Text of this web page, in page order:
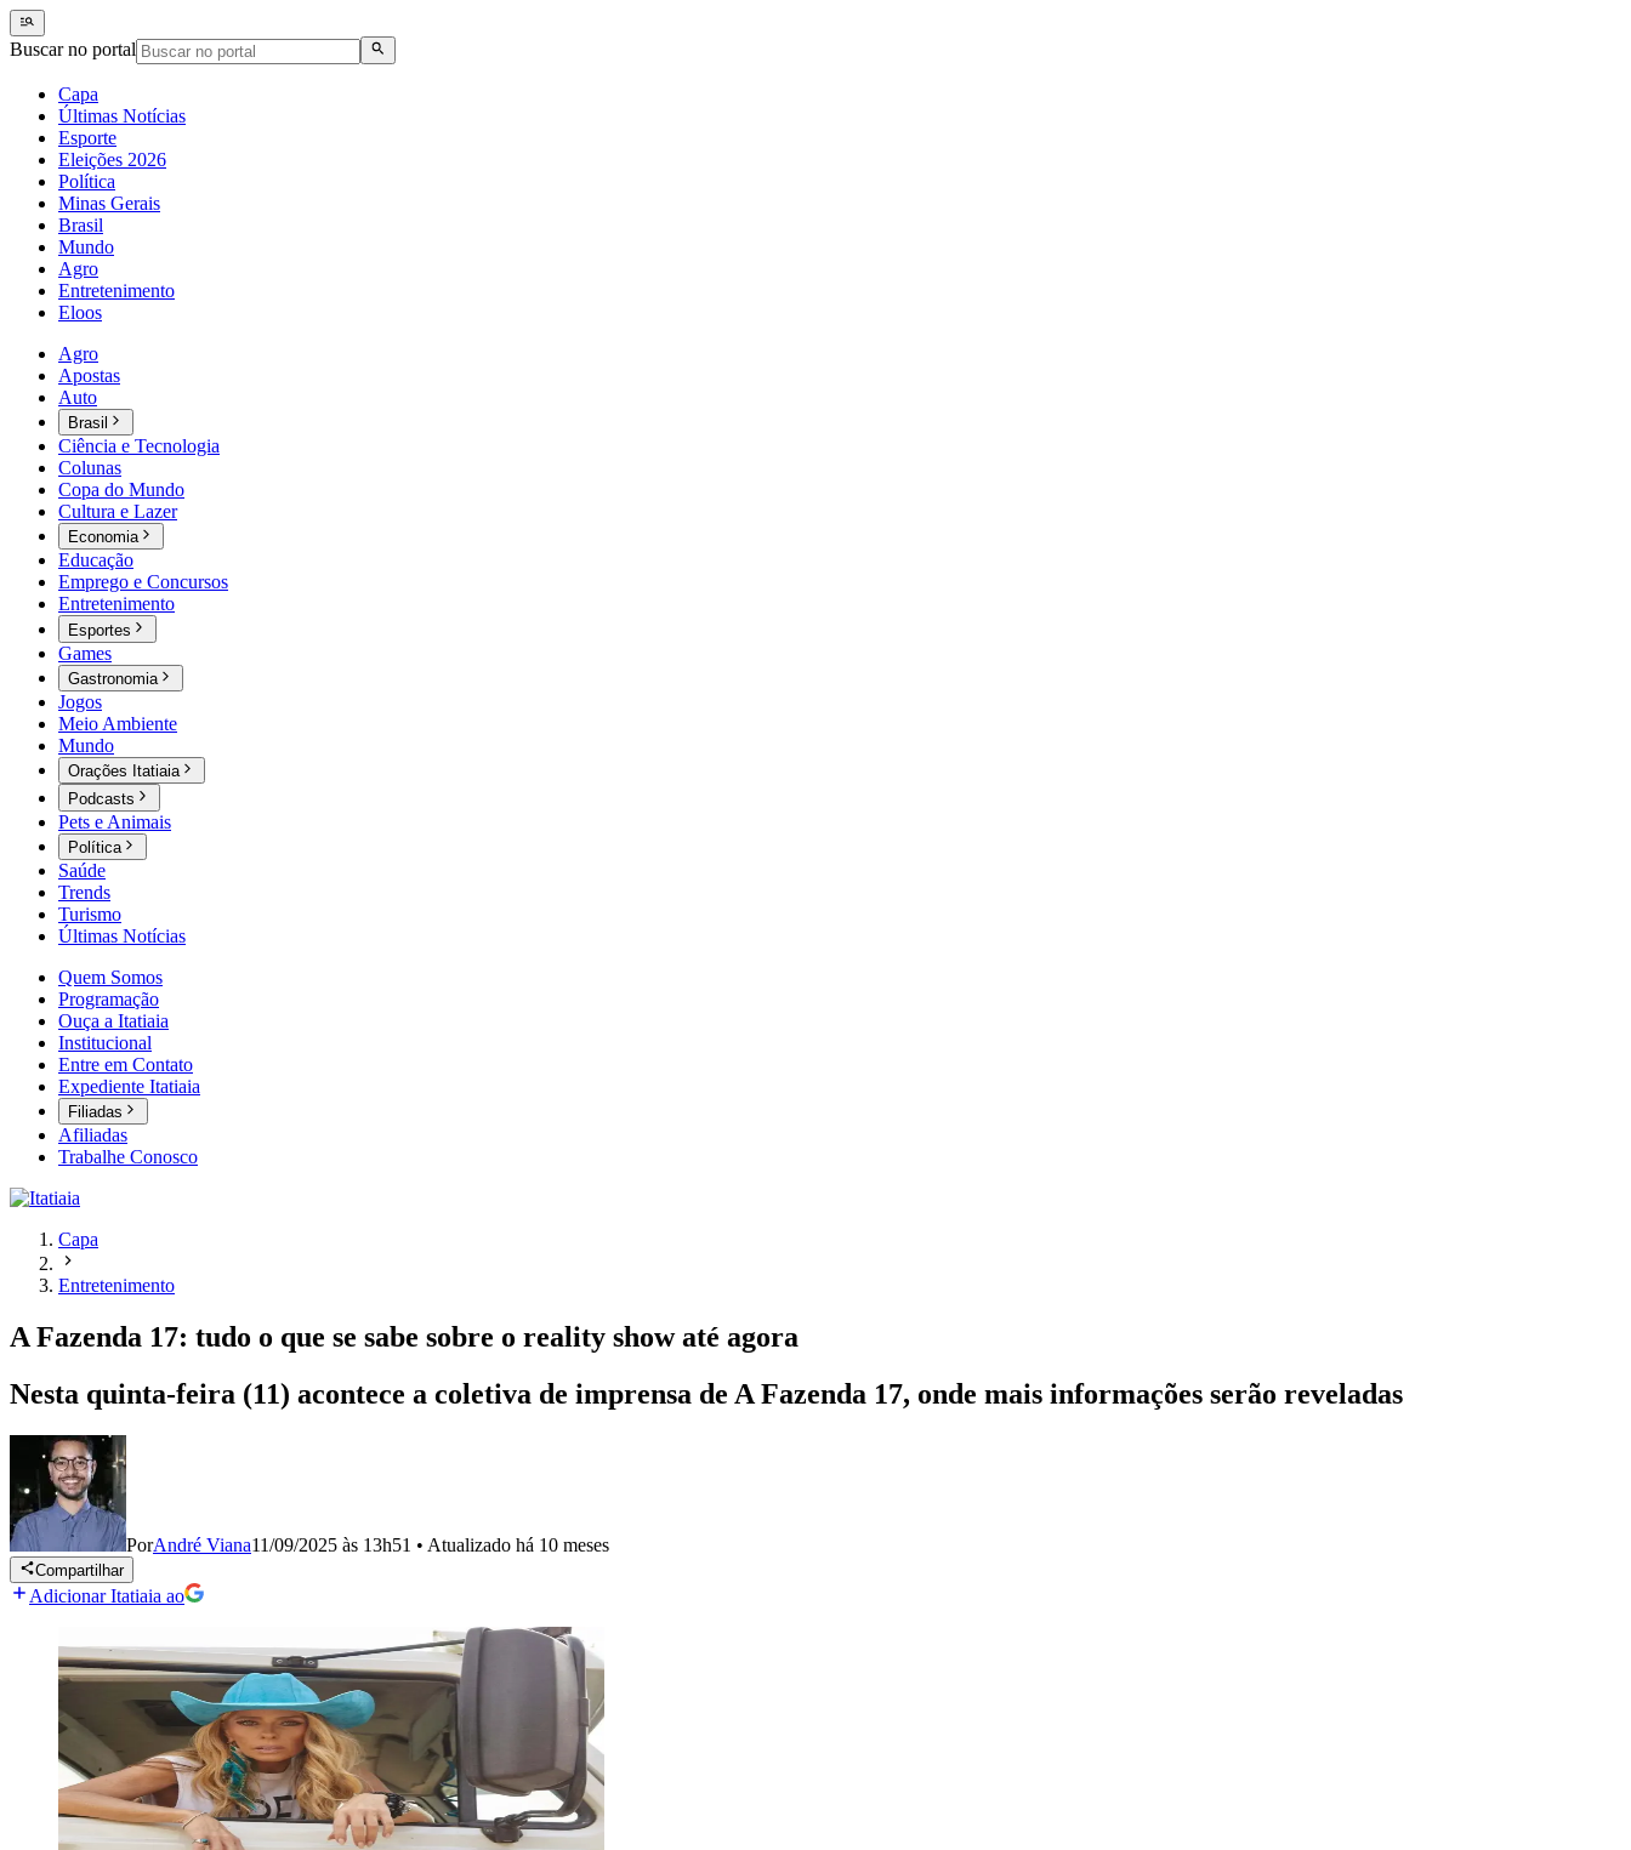
Buscar no portal
Capa
Últimas Notícias
Esporte
Eleições 2026
Política
Minas Gerais
Brasil
Mundo
Agro
Entretenimento
Eloos
Agro
Apostas
Auto
Brasil
Ciência e Tecnologia
Colunas
Copa do Mundo
Cultura e Lazer
Economia
Educação
Emprego e Concursos
Entretenimento
Esportes
Games
Gastronomia
Jogos
Meio Ambiente
Mundo
Orações Itatiaia
Podcasts
Pets e Animais
Política
Saúde
Trends
Turismo
Últimas Notícias
Quem Somos
Programação
Ouça a Itatiaia
Institucional
Entre em Contato
Expediente Itatiaia
Filiadas
Afiliadas
Trabalhe Conosco
Capa
Entretenimento
A Fazenda 17: tudo o que se sabe sobre o reality show até agora
Nesta quinta-feira (11) acontece a coletiva de imprensa de A Fazenda 17, onde mais informações serão reveladas
PorAndré Viana11/09/2025 às 13h51 • Atualizado há 10 meses
Compartilhar
Adicionar Itatiaia ao